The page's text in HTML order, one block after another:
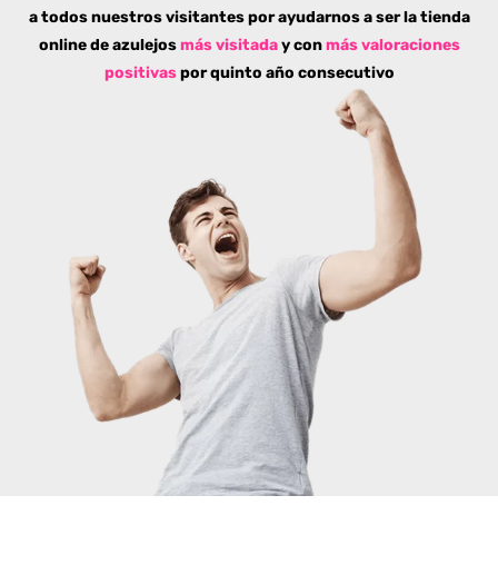
a todos nuestros visitantes por ayudarnos a ser la tienda
online de azulejos más visitaday conmás valoraciones
positivaspor quinto año consecutivo